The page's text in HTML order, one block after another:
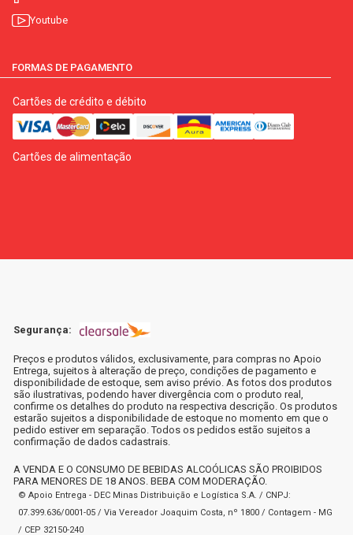
Youtube
FORMAS DE PAGAMENTO
Cartões de crédito e débito
Cartões de alimentação
Segurança:
Preços e produtos válidos, exclusivamente, para compras no Apoio
Entrega, sujeitos à alteração de preço, condições de pagamento e
disponibilidade de estoque, sem aviso prévio. As fotos dos produtos
são ilustrativas, podendo haver divergência com o produto real,
confirme os detalhes do produto na respectiva descrição. Os produtos
estarão sujeitos a disponibilidade de estoque no momento em que o
pedido estiver em separação. Todos os pedidos estão sujeitos a
confirmação de dados cadastrais.
A VENDA E O CONSUMO DE BEBIDAS ALCOÓLICAS SÃO PROIBIDOS
PARA MENORES DE 18 ANOS. BEBA COM MODERAÇÃO.
© Apoio Entrega - DEC Minas Distribuição e Logística S.A. / CNPJ:
07.399.636/0001-05 / Via Vereador Joaquim Costa, nº 1800 / Contagem - MG
/ CEP 32150-240